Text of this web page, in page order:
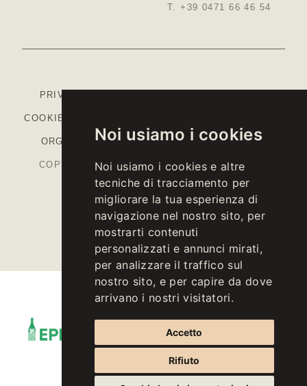
Noi usiamo i cookies
Noi usiamo i cookies e altre
tecniche di tracciamento per
migliorare la tua esperienza di
navigazione nel nostro sito, per
mostrarti contenuti
personalizzati e annunci mirati,
per analizzare il traffico sul
nostro sito, e per capire da dove
arrivano i nostri visitatori.
Accetto
Rifiuto
T. +39 0471 66 46 54
PRIVACY
COOKIE
ORGANIZZATIVO -PIANO STRATEGICO PAC
COPYRIGHT © 2026 KELLEREI ST. MICHAEL-
EPPAN CANTINA
P.IVA IT00126670215